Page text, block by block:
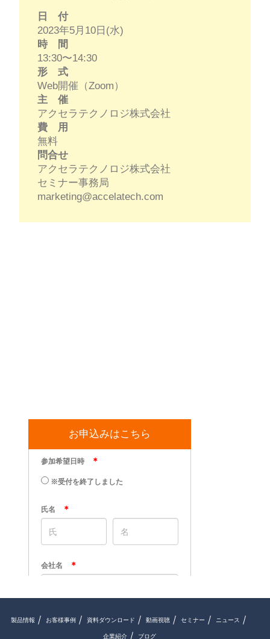
日 付
2023年5月10日(水)
時 間
13:30〜14:30
形 式
Web開催（Zoom）
主 催
アクセラテクノロジ株式会社
費 用
無料
問合せ
アクセラテクノロジ株式会社
セミナー事務局
marketing@accelatech.com
お申込みはこちら
製品情報 お客様事例 資料ダウンロード 動画視聴 セミナー ニュース
企業紹介 ブログ